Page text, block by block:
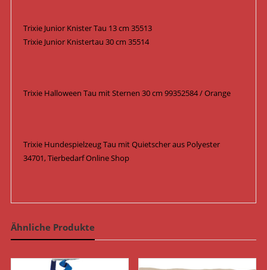
Trixie Junior Knister Tau 13 cm 35513
Trixie Junior Knistertau 30 cm 35514
Trixie Halloween Tau mit Sternen 30 cm 99352584 / Orange
Trixie Hundespielzeug Tau mit Quietscher aus Polyester
34701, Tierbedarf Online Shop
Ähnliche Produkte